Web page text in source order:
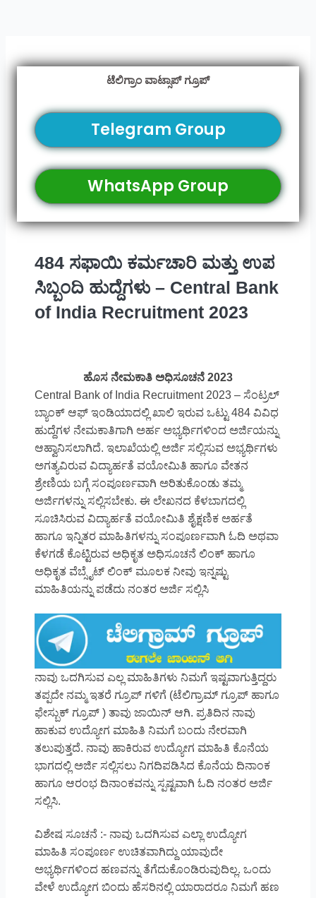
ಟೆಲಿಗ್ರಾಂ ವಾಟ್ಸಾಪ್ ಗ್ರೂಪ್
Telegram Group
WhatsApp Group
484 ಸಫಾಯಿ ಕರ್ಮಚಾರಿ ಮತ್ತು ಉಪ
ಸಿಬ್ಬಂದಿ ಹುದ್ದೆಗಳು – Central Bank
of India Recruitment 2023
ಹೊಸ ನೇಮಕಾತಿ ಅಧಿಸೂಚನೆ 2023
Central Bank of India Recruitment 2023 – ಸೆಂಟ್ರಲ್
ಬ್ಯಾಂಕ್ ಆಫ್ ಇಂಡಿಯಾದಲ್ಲಿ ಖಾಲಿ ಇರುವ ಒಟ್ಟು 484 ವಿವಿಧ
ಹುದ್ದೆಗಳ ನೇಮಕಾತಿಗಾಗಿ ಅರ್ಹ ಅಭ್ಯರ್ಥಿಗಳಿಂದ ಅರ್ಜಿಯನ್ನು
ಆಹ್ವಾನಿಸಲಾಗಿದೆ. ಇಲಾಖೆಯಲ್ಲಿ ಅರ್ಜಿ ಸಲ್ಲಿಸುವ ಅಭ್ಯರ್ಥಿಗಳು
ಅಗತ್ಯವಿರುವ ವಿದ್ಯಾರ್ಹತೆ ವಯೋಮಿತಿ ಹಾಗೂ ವೇತನ
ಶ್ರೇಣಿಯ ಬಗ್ಗೆ ಸಂಪೂರ್ಣವಾಗಿ ಅರಿತುಕೊಂಡು ತಮ್ಮ
ಅರ್ಜಿಗಳನ್ನು ಸಲ್ಲಿಸಬೇಕು. ಈ ಲೇಖನದ ಕೆಳಬಾಗದಲ್ಲಿ
ಸೂಚಿಸಿರುವ ವಿದ್ಯಾರ್ಹತೆ ವಯೋಮಿತಿ ಶೈಕ್ಷಣಿಕ ಅರ್ಹತೆ
ಹಾಗೂ ಇನ್ನಿತರ ಮಾಹಿತಿಗಳನ್ನು ಸಂಪೂರ್ಣವಾಗಿ ಓದಿ ಅಥವಾ
ಕೆಳಗಡೆ ಕೊಟ್ಟಿರುವ ಅಧಿಕೃತ ಅಧಿಸೂಚನೆ ಲಿಂಕ್ ಹಾಗೂ
ಅಧಿಕೃತ ವೆಬ್ಸೈಟ್ ಲಿಂಕ್ ಮೂಲಕ ನೀವು ಇನ್ನಷ್ಟು
ಮಾಹಿತಿಯನ್ನು ಪಡೆದು ನಂತರ ಅರ್ಜಿ ಸಲ್ಲಿಸಿ
ನಾವು ಒದಗಿಸುವ ಎಲ್ಲ ಮಾಹಿತಿಗಳು ನಿಮಗೆ ಇಷ್ಟವಾಗುತ್ತಿದ್ದರು
ತಪ್ಪದೇ ನಮ್ಮ ಇತರೆ ಗ್ರೂಪ್ ಗಳಿಗೆ (ಟೆಲಿಗ್ರಾಮ್ ಗ್ರೂಪ್ ಹಾಗೂ
ಫೇಸ್ಬುಕ್ ಗ್ರೂಪ್ ) ತಾವು ಜಾಯಿನ್ ಆಗಿ. ಪ್ರತಿದಿನ ನಾವು
ಹಾಕುವ ಉದ್ಯೋಗ ಮಾಹಿತಿ ನಿಮಗೆ ಬಂದು ನೇರವಾಗಿ
ತಲುಪುತ್ತದೆ. ನಾವು ಹಾಕಿರುವ ಉದ್ಯೋಗ ಮಾಹಿತಿ ಕೊನೆಯ
ಭಾಗದಲ್ಲಿ ಅರ್ಜಿ ಸಲ್ಲಿಸಲು ನಿಗದಿಪಡಿಸಿದ ಕೊನೆಯ ದಿನಾಂಕ
ಹಾಗೂ ಆರಂಭ ದಿನಾಂಕವನ್ನು ಸ್ಪಷ್ಟವಾಗಿ ಓದಿ ನಂತರ ಅರ್ಜಿ
ಸಲ್ಲಿಸಿ.
ವಿಶೇಷ ಸೂಚನೆ :- ನಾವು ಒದಗಿಸುವ ಎಲ್ಲಾ ಉದ್ಯೋಗ
ಮಾಹಿತಿ ಸಂಪೂರ್ಣ ಉಚಿತವಾಗಿದ್ದು ಯಾವುದೇ
ಅಭ್ಯರ್ಥಿಗಳಿಂದ ಹಣವನ್ನು ತೆಗೆದುಕೊಂಡಿರುವುದಿಲ್ಲ. ಒಂದು
ವೇಳೆ ಉದ್ಯೋಗ ಬಿಂದು ಹೆಸರಿನಲ್ಲಿ ಯಾರಾದರೂ ನಿಮಗೆ ಹಣ